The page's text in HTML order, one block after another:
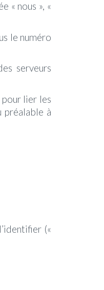
« nous », «
le numéro
serveurs
pour lier les
préalable à
(«